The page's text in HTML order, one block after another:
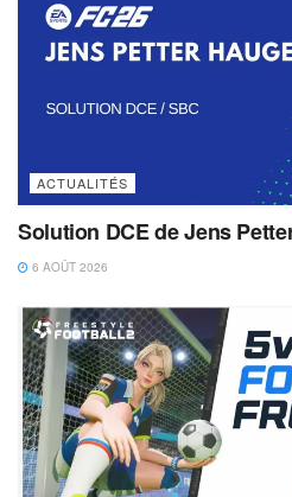
ACTUALITÉS
Solution DCE de Jens
6 AOÛT 2026